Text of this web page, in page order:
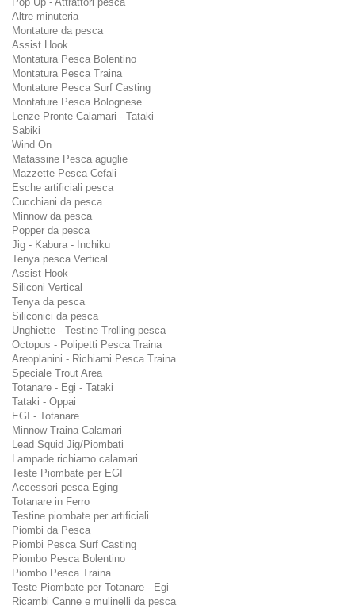
Altre minuteria
Montature da pesca
Assist Hook
Montatura Pesca Bolentino
Montatura Pesca Traina
Montature Pesca Surf Casting
Montature Pesca Bolognese
Lenze Pronte Calamari - Tataki
Sabiki
Wind On
Matassine Pesca aguglie
Mazzette Pesca Cefali
Esche artificiali pesca
Cucchiani da pesca
Minnow da pesca
Popper da pesca
Jig - Kabura - Inchiku
Tenya pesca Vertical
Assist Hook
Siliconi Vertical
Tenya da pesca
Siliconici da pesca
Unghiette - Testine Trolling pesca
Octopus - Polipetti Pesca Traina
Areoplanini - Richiami Pesca Traina
Speciale Trout Area
Totanare - Egi - Tataki
Tataki - Oppai
EGI - Totanare
Minnow Traina Calamari
Lead Squid Jig/Piombati
Lampade richiamo calamari
Teste Piombate per EGI
Accessori pesca Eging
Totanare in Ferro
Testine piombate per artificiali
Piombi da Pesca
Piombi Pesca Surf Casting
Piombo Pesca Bolentino
Piombo Pesca Traina
Teste Piombate per Totanare - Egi
Ricambi Canne e mulinelli da pesca